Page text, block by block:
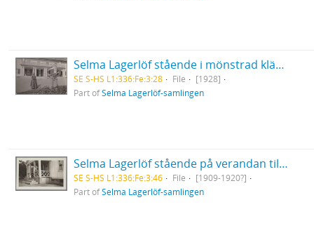
Selma Lagerlöf stående i mönstrad klänning vid solur på Mårbacka
SE S-HS L1:336:Fe:3:28 File
[1928]
Part ofSelma Lagerlöf-samlingen
Selma Lagerlöf stående på verandan till inspektorsbostaden Haget på Mårbacka
SE S-HS L1:336:Fe:3:46 File
[1909-1920?]
Part ofSelma Lagerlöf-samlingen